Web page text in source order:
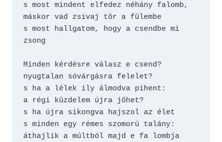
s most mindent elfedez néhány falomb,
máskor vad zsivaj tör a fülembe
s most hallgatom, hogy a csendbe mi
zsong
Minden kérdésre válasz e csend?
nyugtalan sóvárgásra felelet?
s ha a lélek ily álmodva pihent:
a régi küzdelem újra jöhet?
s ha újra sikongva hajszol az élet
s minden egy rémes szomorú talány:
áthajlik a múltból majd e fa lombja